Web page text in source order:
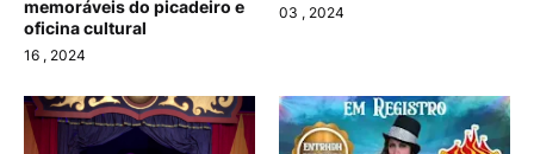
memoráveis do picadeiro e
oficina cultural
16 , 2024
03 , 2024